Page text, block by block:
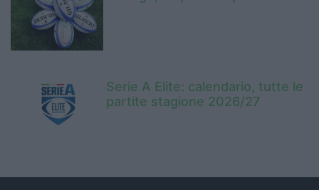
Serie A Elite: calendario, tutte le
partite stagione 2026/27